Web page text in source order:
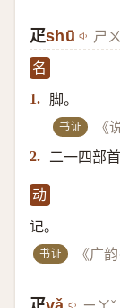
疋shū ㄕㄨ
名
1.
脚。
书证 《
2.
二一四部首
动
记。
书证 《广